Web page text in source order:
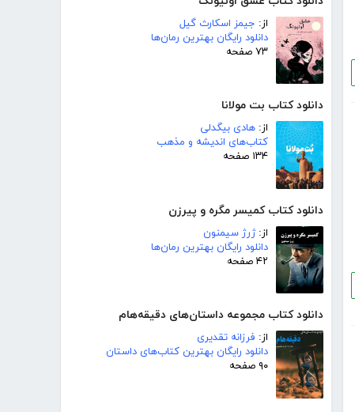
از: جیمز اسکارث گیل
دانلود رایگان بهترین رمان‌ها
۷۳ صفحه
دانلود کتاب بت مولانا
از: هادی بیگدلی
کتاب‌های اندیشه و مذهب
۱۳۴ صفحه
دانلود کتاب کمیسر مگره و پیرزن
از:ژرژ سیمنون
دانلود رایگان بهترین رمان‌ها
۴۲ صفحه
دانلود کتاب مجموعه داستان‌های دقیقه‌هام
از: فرزانه تقدیری
دانلود رایگان بهترین کتاب‌های داستان
۹۰ صفحه